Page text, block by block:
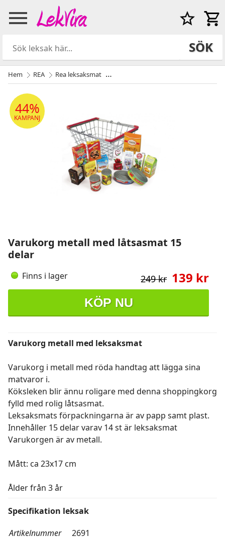
SÖK
Hem REA Rea leksaksmat
44%
KAMPANJ
Varukorg metall med låtsasmat 15
delar
Finns i lager 139 kr
249 kr
KÖP NU
Varukorg metall med leksaksmat
Varukorg i metall med röda handtag att lägga sina
matvaror i.
Köksleken blir ännu roligare med denna shoppingkorg
fylld med rolig låtsasmat.
Leksaksmats förpackningarna är av papp samt plast.
Innehåller 15 delar varav 14 st är leksaksmat
Varukorgen är av metall.
Mått: ca 23x17 cm
Ålder från 3 år
Specifikation leksak
Artikelnummer
2691